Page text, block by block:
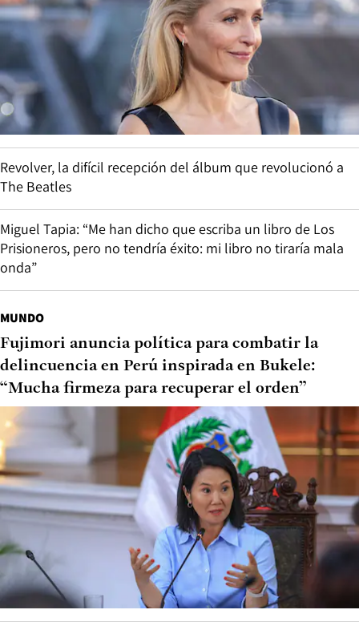
Revolver, la difícil recepción del álbum que revolucionó a
The Beatles
Miguel Tapia: “Me han dicho que escriba un libro de Los
Prisioneros, pero no tendría éxito: mi libro no tiraría mala
onda”
MUNDO
Fujimori anuncia política para combatir la
delincuencia en Perú inspirada en Bukele:
“Mucha firmeza para recuperar el orden”